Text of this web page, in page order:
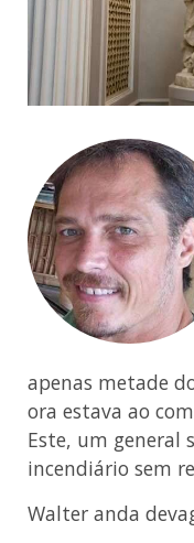
apenas metade
ora estava ao
Este, um general
incendiário sem
Walter anda